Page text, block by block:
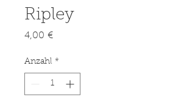
Ripley
4,00 €Preis
Anzahl *